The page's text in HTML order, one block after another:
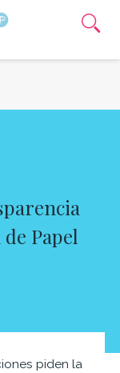
Papel
piden la